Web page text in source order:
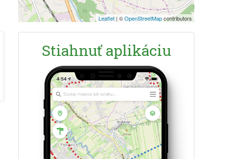
Leaflet | ©OpenStreetMapcontributors
Stiahnuť aplikáciu